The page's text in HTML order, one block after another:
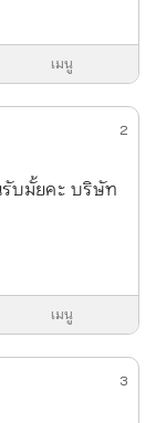
เมนู
2
รับมั้ยคะ บริษัท
เมนู
3